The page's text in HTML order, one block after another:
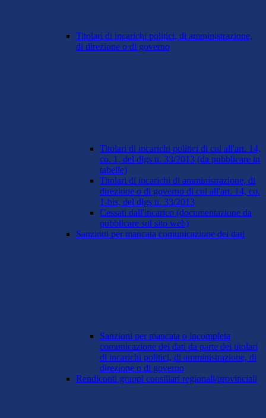
Titolari di incarichi politici, di amministrazione,
di direzione o di governo
Titolari di incarichi politici di cui all'art. 14,
co. 1, del dlgs n. 33/2013 (da pubblicare in
tabelle)
Titolari di incarichi di amministrazione, di
direzione o di governo di cui all'art. 14, co.
1-bis, del dlgs n. 33/2013
Cessati dall'incarico (documentazione da
pubblicare sul sito web)
Sanzioni per mancata comunicazione dei dati
Sanzioni per mancata o incompleta
comunicazione dei dati da parte dei titolari
di incarichi politici, di amministrazione, di
direzione o di governo
Rendiconti gruppi consiliari regionali/provinciali